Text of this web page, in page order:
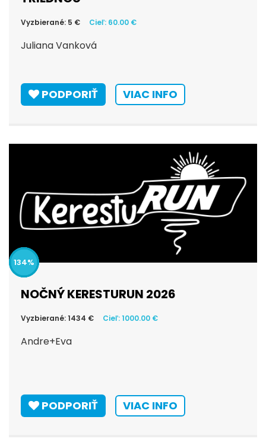
Vyzbierané: 5 € Cieľ: 60.00 €
Juliana Vanková
PODPORIŤ VIAC INFO
143
NOČNÝ KERESTURUN 2026
Vyzbierané: 1434 € Cieľ: 1000.00 €
Andre+Eva
PODPORIŤ VIAC INFO